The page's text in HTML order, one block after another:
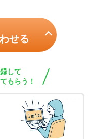
せる
して
もらう！